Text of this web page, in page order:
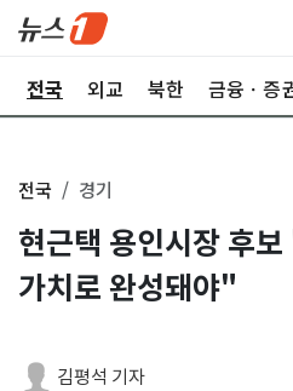
전국 외교 북한 금융ㆍ증
전국 경기
현근택 용인시장 후
가치로 완성돼야"
김평석 기자